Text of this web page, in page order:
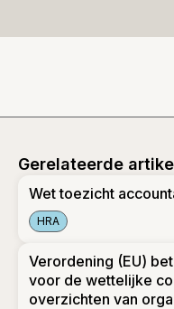
Gerelateerde
Wet toezicht
HRA
Verordening (EU)
voor de wettelijke
overzichten van